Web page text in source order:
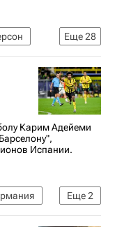
Еще28
Челси
Карим Адейеми
Испании.
Еще2